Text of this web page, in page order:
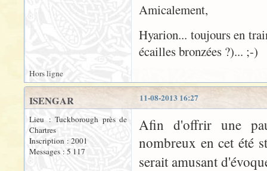
Amicalement,
Hyarion... toujours en
écailles bronzées ?)... ;-)
Hors ligne
11-08-2013 16:27
ISENGAR
Lieu : Tuckborough près de
Chartres
Inscription : 2001
Messages : 5 117
Afin d'offrir une
nombreux en cet été
serait amusant